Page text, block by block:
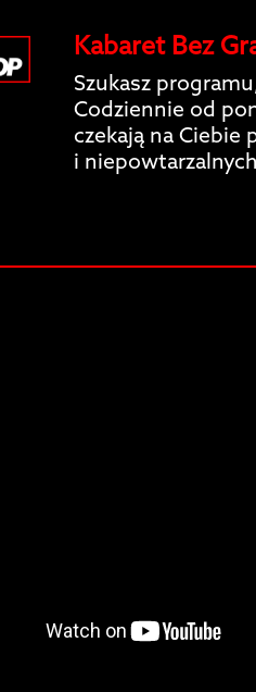
Kabaret Bez
Szukasz
Codziennie od
czekają na Ciebie
i